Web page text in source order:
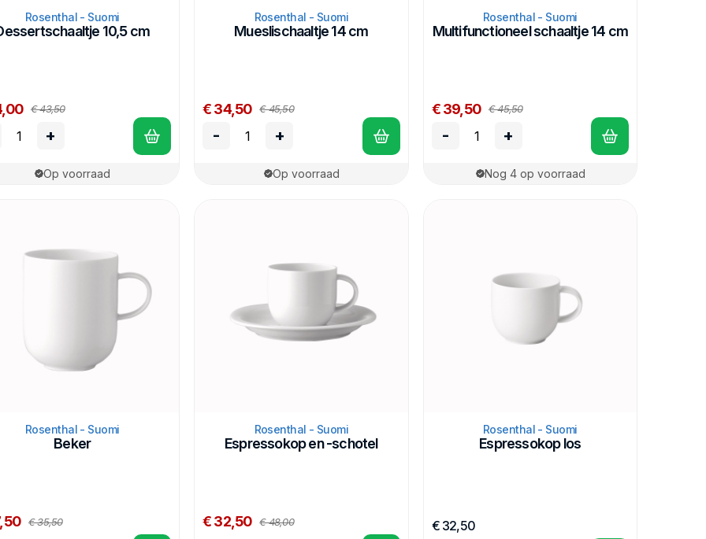
Rosenthal - Suomi
10,5 cm
€ 43,50
+
Op voorraad
Rosenthal - Suomi
Mueslischaaltje 14 cm
€ 34,50 € 45,50
- +
Op voorraad
Rosenthal - Suomi
Multifunctioneel schaaltje 14 cm
€ 39,50 € 45,50
- +
Nog 4 op voorraad
Rosenthal - Suomi
Beker
€ 35,50
Rosenthal - Suomi
Espressokop en -schotel
€ 32,50 € 48,00
Rosenthal - Suomi
Espressokop los
€ 32,50